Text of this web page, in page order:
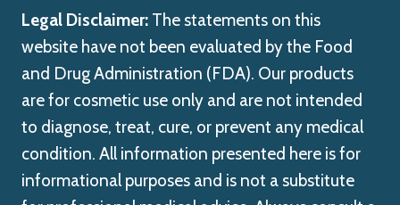
Legal Disclaimer: The statements on this
website have not been evaluated by the Food
and Drug Administration (FDA). Our products
are for cosmetic use only and are not intended
to diagnose, treat, cure, or prevent any medical
condition. All information presented here is for
informational purposes and is not a substitute